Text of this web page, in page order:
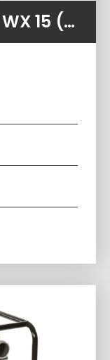
Motopompa Honda WX 15 (280 l/min 4 atm)